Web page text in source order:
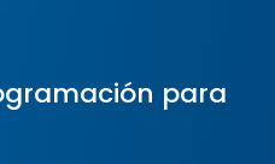
para